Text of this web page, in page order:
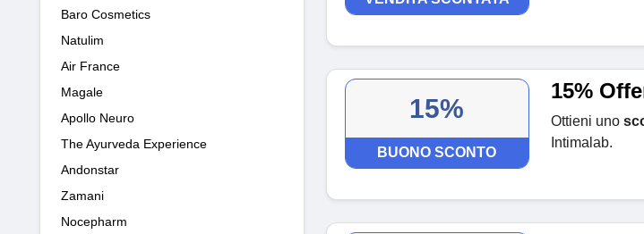
Baro Cosmetics
Natulim
Air France
Magale
Apollo Neuro
The Ayurveda Experience
Andonstar
Zamani
Nocepharm
15%
BUONO SCONTO
15%
Ottieni uno
Intimalab.